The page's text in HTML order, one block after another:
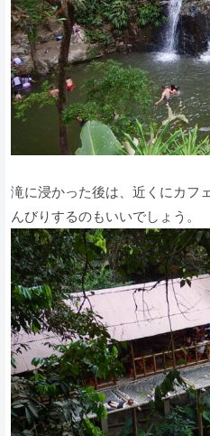
滝に浸かった後は、近くにカフ
んびりするのもいいでしょう。